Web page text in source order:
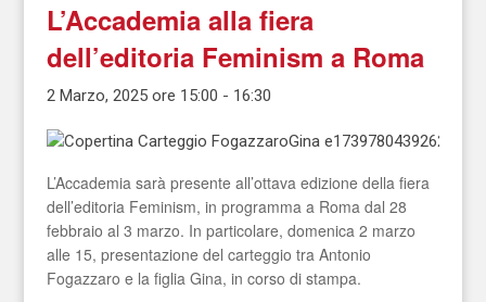
L’Accademia alla fiera
dell’editoria Feminism a Roma
2 Marzo, 2025 ore 15:00 - 16:30
L’Accademia sarà presente all’ottava edizione della fiera
dell’editoria Feminism, in programma a Roma dal 28
febbraio al 3 marzo. In particolare, domenica 2 marzo
alle 15, presentazione del carteggio tra Antonio
Fogazzaro e la figlia Gina, in corso di stampa.